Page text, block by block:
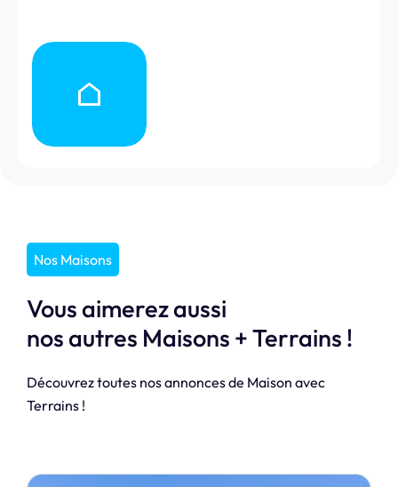
Nos Maisons
Vous aimerez aussi
nos autres Maisons + Terrains !
Découvrez toutes nos annonces de Maison avec
Terrains !